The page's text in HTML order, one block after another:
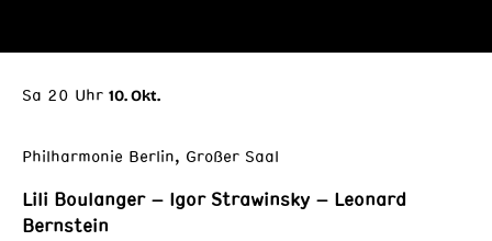
Sa 20 Uhr 10. Okt.
Philharmonie Berlin, Großer Saal
Lili Boulanger – Igor Strawinsky – Leonard
Bernstein